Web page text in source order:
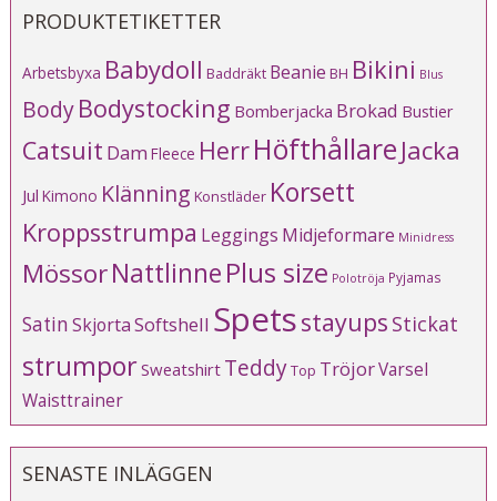
PRODUKTETIKETTER
Arbetsbyxa Babydoll Baddräkt Beanie BH Bikini Blus
BodyBodystocking Bomberjacka Brokad Bustier
Catsuit Dam Fleece HerrHöfthållare Jacka
Jul Kimono Klänning Konstläder Korsett
Kroppsstrumpa Leggings Midjeformare Minidress
MössorNattlinnePlus size Polotröja Pyjamas
SatinSkjortaSoftshell Spetsstayups Stickat
strumporSweatshirt TeddyTop TröjorVarsel
Waisttrainer
SENASTE INLÄGGEN